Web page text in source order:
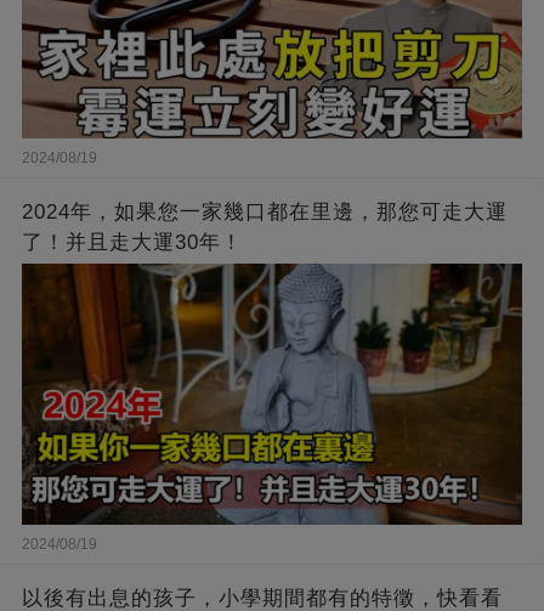
2024/08/19
2024年，如果您一家幾口都在里邊，那您可走大運
了！并且走大運30年！
2024/08/19
以後有出息的孩子，小學期間都有的特徵，快看看